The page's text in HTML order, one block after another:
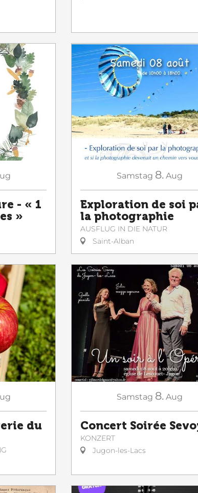
- « 1
»
Samstag 8. Aug
Exploration de soi
la photographie
AUSFLUG IN DIE NATUR
Saint-Alban
du
Samstag 8. Aug
Concert Soirée
KONZERT
Jugon-les-Lacs